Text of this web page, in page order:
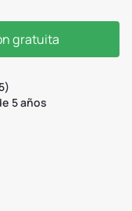
gratuita
5 años